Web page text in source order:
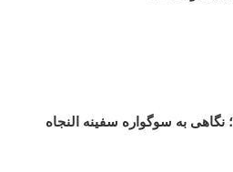
به سوگواره سفینه النجاه